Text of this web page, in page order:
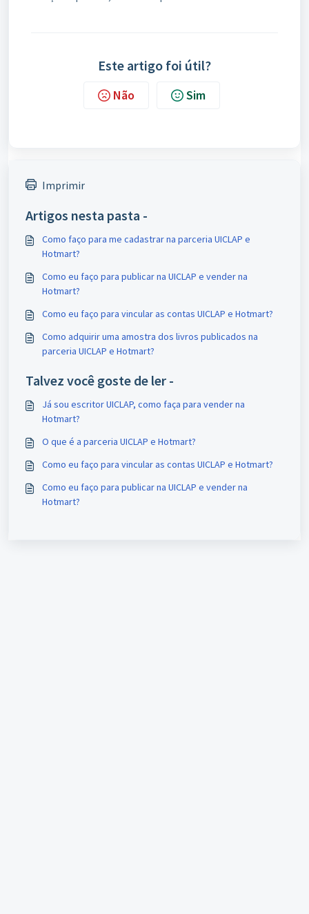
Este artigo foi útil?
Não Sim
Imprimir
Artigos nesta pasta -
Como faço para me cadastrar na parceria UICLAP e
Hotmart?
Como eu faço para publicar na UICLAP e vender na
Hotmart?
Como eu faço para vincular as contas UICLAP e Hotmart?
Como adquirir uma amostra dos livros publicados na
parceria UICLAP e Hotmart?
Talvez você goste de ler -
Já sou escritor UICLAP, como faça para vender na
Hotmart?
O que é a parceria UICLAP e Hotmart?
Como eu faço para vincular as contas UICLAP e Hotmart?
Como eu faço para publicar na UICLAP e vender na
Hotmart?